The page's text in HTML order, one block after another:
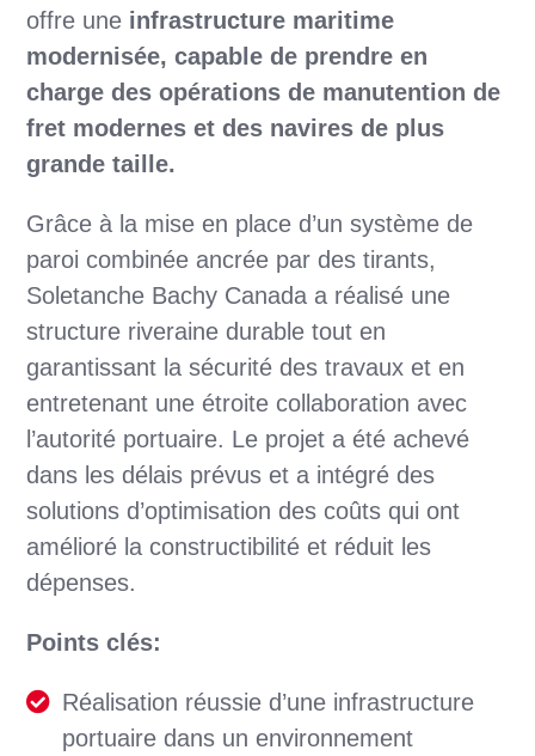
offre une infrastructure maritime
modernisée, capable de prendre en
charge des opérations de manutention de
fret modernes et des navires de plus
grande taille.
Grâce à la mise en place d’un système de
paroi combinée ancrée par des tirants,
Soletanche Bachy Canada a réalisé une
structure riveraine durable tout en
garantissant la sécurité des travaux et en
entretenant une étroite collaboration avec
l’autorité portuaire. Le projet a été achevé
dans les délais prévus et a intégré des
solutions d’optimisation des coûts qui ont
amélioré la constructibilité et réduit les
dépenses.
Points clés:
Réalisation réussie d’une infrastructure
portuaire dans un environnement